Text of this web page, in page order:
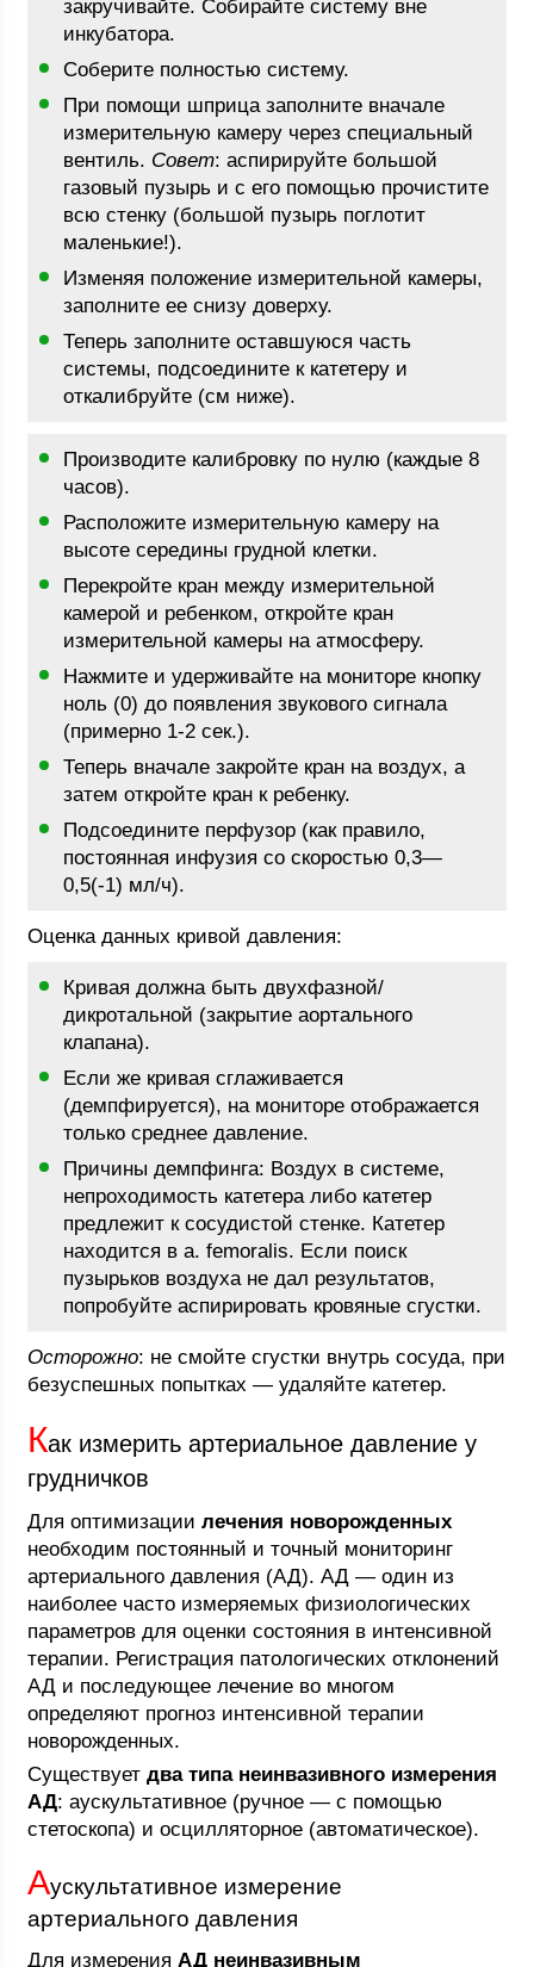
закручивайте. Собирайте систему вне
инкубатора.
Соберите полностью систему.
При помощи шприца заполните вначале
измерительную камеру через специальный
вентиль. Совет: аспирируйте большой
газовый пузырь и с его помощью прочистите
всю стенку (большой пузырь поглотит
маленькие!).
Изменяя положение измерительной камеры,
заполните ее снизу доверху.
Теперь заполните оставшуюся часть
системы, подсоедините к катетеру и
откалибруйте (см ниже).
Производите калибровку по нулю (каждые 8
часов).
Расположите измерительную камеру на
высоте середины грудной клетки.
Перекройте кран между измерительной
камерой и ребенком, откройте кран
измерительной камеры на атмосферу.
Нажмите и удерживайте на мониторе кнопку
ноль (0) до появления звукового сигнала
(примерно 1-2 сек.).
Теперь вначале закройте кран на воздух, а
затем откройте кран к ребенку.
Подсоедините перфузор (как правило,
постоянная инфузия со скоростью 0,3—
0,5(-1) мл/ч).
Оценка данных кривой давления:
Кривая должна быть двухфазной/
дикротальной (закрытие аортального
клапана).
Если же кривая сглаживается
(демпфируется), на мониторе отображается
только среднее давление.
Причины демпфинга: Воздух в системе,
непроходимость катетера либо катетер
предлежит к сосудистой стенке. Катетер
находится в a. femoralis. Если поиск
пузырьков воздуха не дал результатов,
попробуйте аспирировать кровяные сгустки.
Осторожно: не смойте сгустки внутрь сосуда, при
безуспешных попытках — удаляйте катетер.
Как измерить артериальное давление у
грудничков
Для оптимизациилечения новорожденных
необходим постоянный и точный мониторинг
артериального давления (АД). АД — один из
наиболее часто измеряемых физиологических
параметров для оценки состояния в интенсивной
терапии. Регистрация патологических отклонений
АД и последующее лечение во многом
определяют прогноз интенсивной терапии
новорожденных.
Существуетдва типа неинвазивного измерения
АД: аускультативное (ручное — с помощью
стетоскопа) и осцилляторное (автоматическое).
Аускультативное измерение
артериального давления
Для измеренияАД неинвазивным